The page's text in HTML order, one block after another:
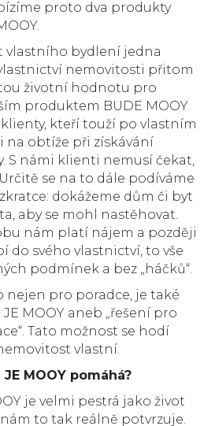
proto dva produkty
vlastního bydlení jedna
nemovitosti přitom
životní hodnotu pro
produktem BUDE MOOY
kteří touží po vlastním
na obtíže při získávání
S námi klienti nemusí čekat,
se na to dále podíváme
dokážeme dům či byt
aby se mohl nastěhovat.
nám platí nájem a později
do svého vlastnictví, to vše
podmínek a bez „háčků“.
nejen pro poradce, je také
MOOY aneb „řešení pro
Tato možnost se hodí
vlastní.
MOOY pomáhá?
je velmi pestrá jako život
to tak reálně potvrzuje.